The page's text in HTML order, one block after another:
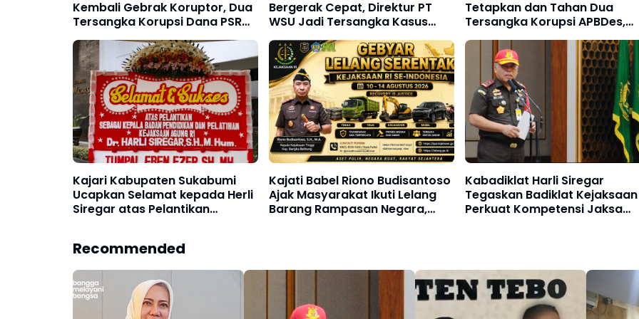
Kembali Gebrak Koruptor, Dua
Tersangka Korupsi Dana PSR
Rp9,34 Miliar Langsung
Dijebloskan ke Penjara
Bergerak Cepat, Direktur PT
WSU Jadi Tersangka Kasus
Dugaan Korupsi Operasional
Boeing 737-300
Tetapkan dan Tahan Dua
Tersangka Korupsi APBDes,
Kerugian Negara Capai Rp1,16
Miliar
Kajari Kabupaten Sukabumi
Ucapkan Selamat kepada Herli
Siregar atas Pelantikan
Kajati Babel Riono Budisantoso
Ajak Masyarakat Ikuti Lelang
Barang Rampasan Negara,
Kabadiklat Harli Siregar
Tegaskan Badiklat Kejaksaan
Perkuat Kompetensi Jaksa
Recommended